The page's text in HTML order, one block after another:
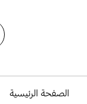
الصفحة الرئيسية